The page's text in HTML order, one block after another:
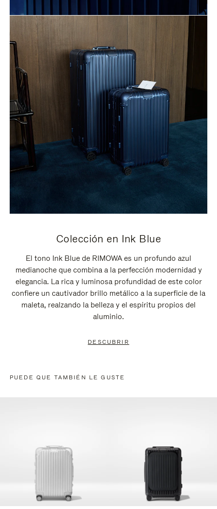
Colección en Ink Blue
El tono Ink Blue de RIMOWA es un profundo azul
medianoche que combina a la perfección modernidad y
elegancia. La rica y luminosa profundidad de este color
confiere un cautivador brillo metálico a la superficie de la
maleta, realzando la belleza y el espíritu propios del
aluminio.
DESCUBRIR
PUEDE QUE TAMBIÉN LE GUSTE